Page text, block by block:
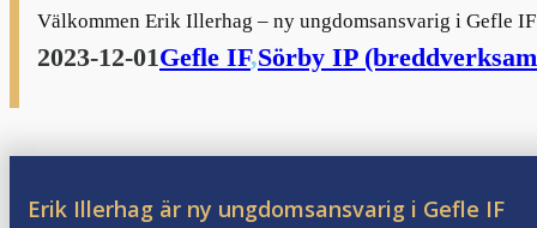
Välkommen Erik Illerhag – ny ungdomsansvarig i Gefle IF
2023-12-01Gefle IF,Sörby IP
Erik Illerhag är ny ungdomsansvarig i Gefle IF